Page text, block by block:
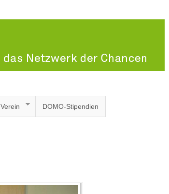
Verein DOMO-Stipendien